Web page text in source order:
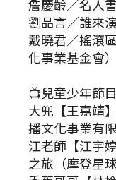
詹慶齡／名人
劉品言／誰來
戴曉君／搖滾
化事業基金會）
📺兒童少年節
大兜【王嘉靖
播文化事業有限
江老師【江宇
之旅（摩登星